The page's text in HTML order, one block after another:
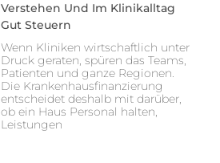
Verstehen Und Im Klinikalltag
Gut Steuern
Wenn Kliniken wirtschaftlich unter
Druck geraten, spüren das Teams,
Patienten und ganze Regionen.
Die Krankenhausfinanzierung
entscheidet deshalb mit darüber,
ob ein Haus Personal halten,
Leistungen